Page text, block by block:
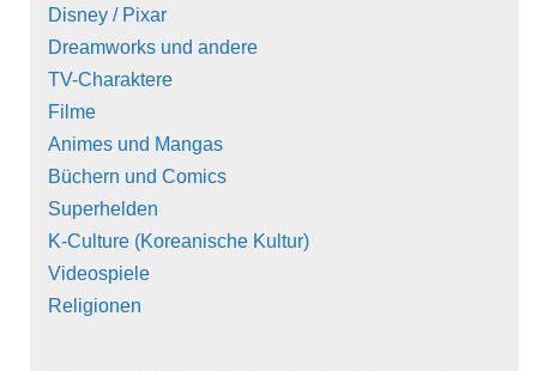
Disney / Pixar
Dreamworks und andere
TV-Charaktere
Filme
Animes und Mangas
Büchern und Comics
Superhelden
K-Culture (Koreanische Kultur)
Videospiele
Religionen